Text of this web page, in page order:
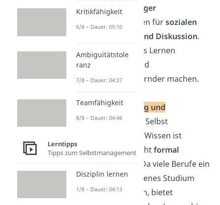
Lernen
weniger
Möglichkeiten fürsozialen
Austausch und Diskussion.
Das kann das Lernen
und
herausfordernder machen.
Anerkennung und
Validierung:
Selbst
erworbenes Wissen ist
meistens nichtformal
. Da viele Berufe ein
abgeschlossenes Studium
voraussetzen, bietet
Kritikfähigkeit
6/8 – Dauer: 05:10
Ambiguitätstole
ranz
7/8 – Dauer: 04:37
Teamfähigkeit
8/8 – Dauer: 04:46
Lerntipps
Tipps zum Selbstmanagement
Disziplin lernen
1/8 – Dauer: 04:13